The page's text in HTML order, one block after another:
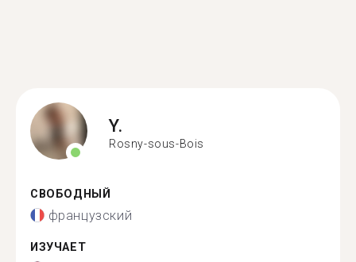
Y.
Rosny-sous-Bois
СВОБОДНЫЙ
французский
ИЗУЧАЕТ